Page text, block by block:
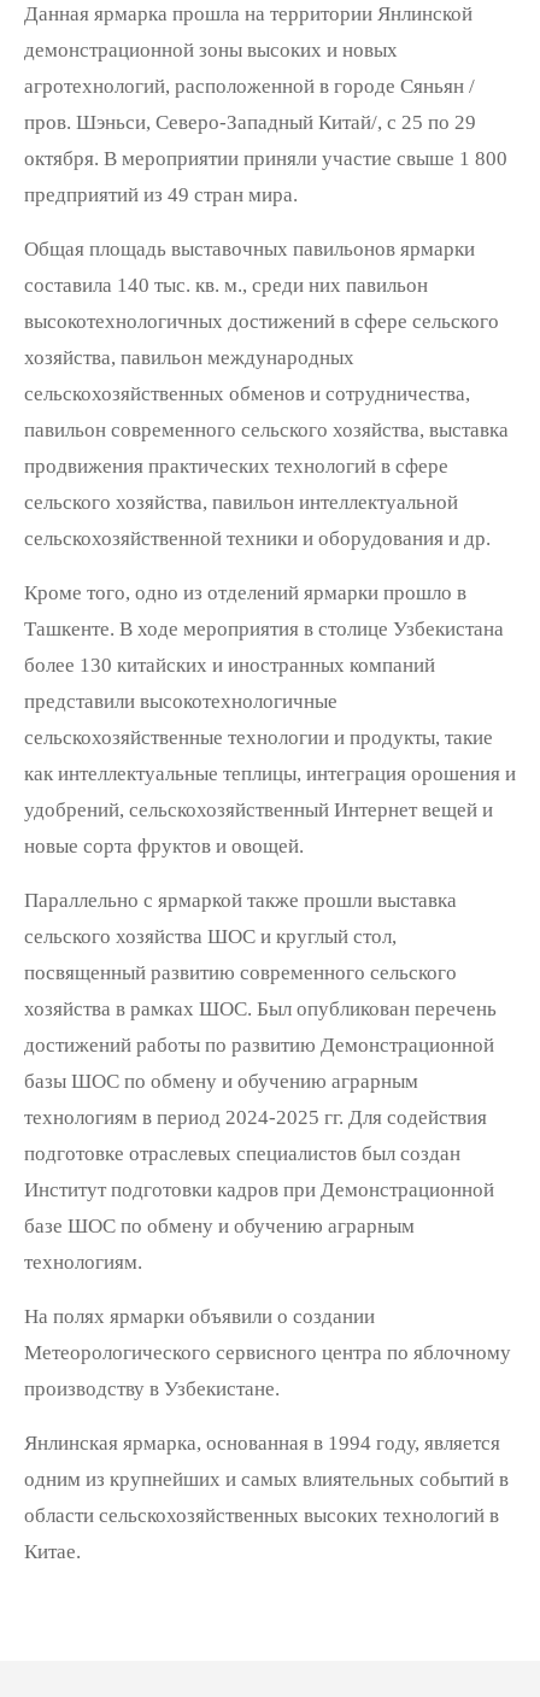
Данная ярмарка прошла на территории Янлинской
демонстрационной зоны высоких и новых
агротехнологий, расположенной в городе Сяньян /
пров. Шэньси, Северо-Западный Китай/, с 25 по 29
октября. В мероприятии приняли участие свыше 1 800
предприятий из 49 стран мира.
Общая площадь выставочных павильонов ярмарки
составила 140 тыс. кв. м., среди них павильон
высокотехнологичных достижений в сфере сельского
хозяйства, павильон международных
сельскохозяйственных обменов и сотрудничества,
павильон современного сельского хозяйства, выставка
продвижения практических технологий в сфере
сельского хозяйства, павильон интеллектуальной
сельскохозяйственной техники и оборудования и др.
Кроме того, одно из отделений ярмарки прошло в
Ташкенте. В ходе мероприятия в столице Узбекистана
более 130 китайских и иностранных компаний
представили высокотехнологичные
сельскохозяйственные технологии и продукты, такие
как интеллектуальные теплицы, интеграция орошения и
удобрений, сельскохозяйственный Интернет вещей и
новые сорта фруктов и овощей.
Параллельно с ярмаркой также прошли выставка
сельского хозяйства ШОС и круглый стол,
посвященный развитию современного сельского
хозяйства в рамках ШОС. Был опубликован перечень
достижений работы по развитию Демонстрационной
базы ШОС по обмену и обучению аграрным
технологиям в период 2024-2025 гг. Для содействия
подготовке отраслевых специалистов был создан
Институт подготовки кадров при Демонстрационной
базе ШОС по обмену и обучению аграрным
технологиям.
На полях ярмарки объявили о создании
Метеорологического сервисного центра по яблочному
производству в Узбекистане.
Янлинская ярмарка, основанная в 1994 году, является
одним из крупнейших и самых влиятельных событий в
области сельскохозяйственных высоких технологий в
Китае.